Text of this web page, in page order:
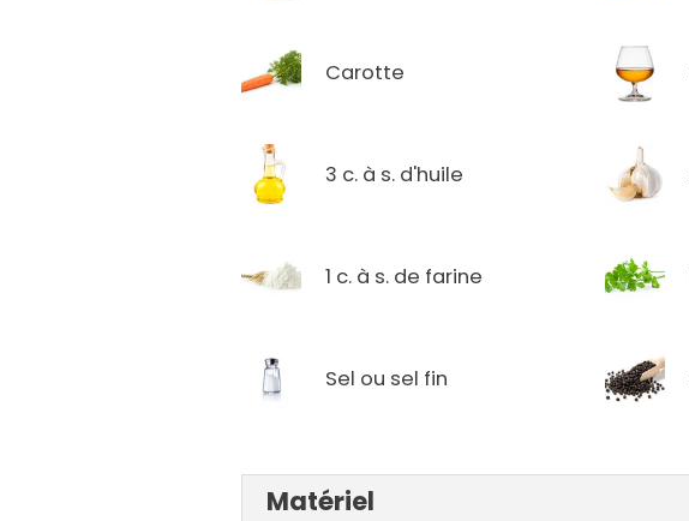
Carotte
3 c. à s. d'huile
1 c. à s. de farine
Sel ou sel fin
Matériel